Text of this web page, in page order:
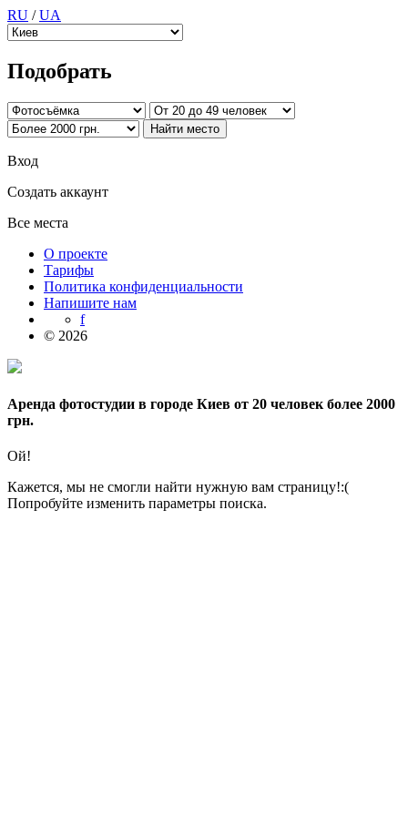
RU /UA
Подобрать
Вход
Создать аккаунт
Все места
О проекте
Тарифы
Политика конфиденциальности
Напишите нам
f
© 2026
Аренда фотостудии в городе Киев от 20 человек более 2000
грн.
Ой!
Кажется, мы не смогли найти нужную вам страницу!:(
Попробуйте изменить параметры поиска.